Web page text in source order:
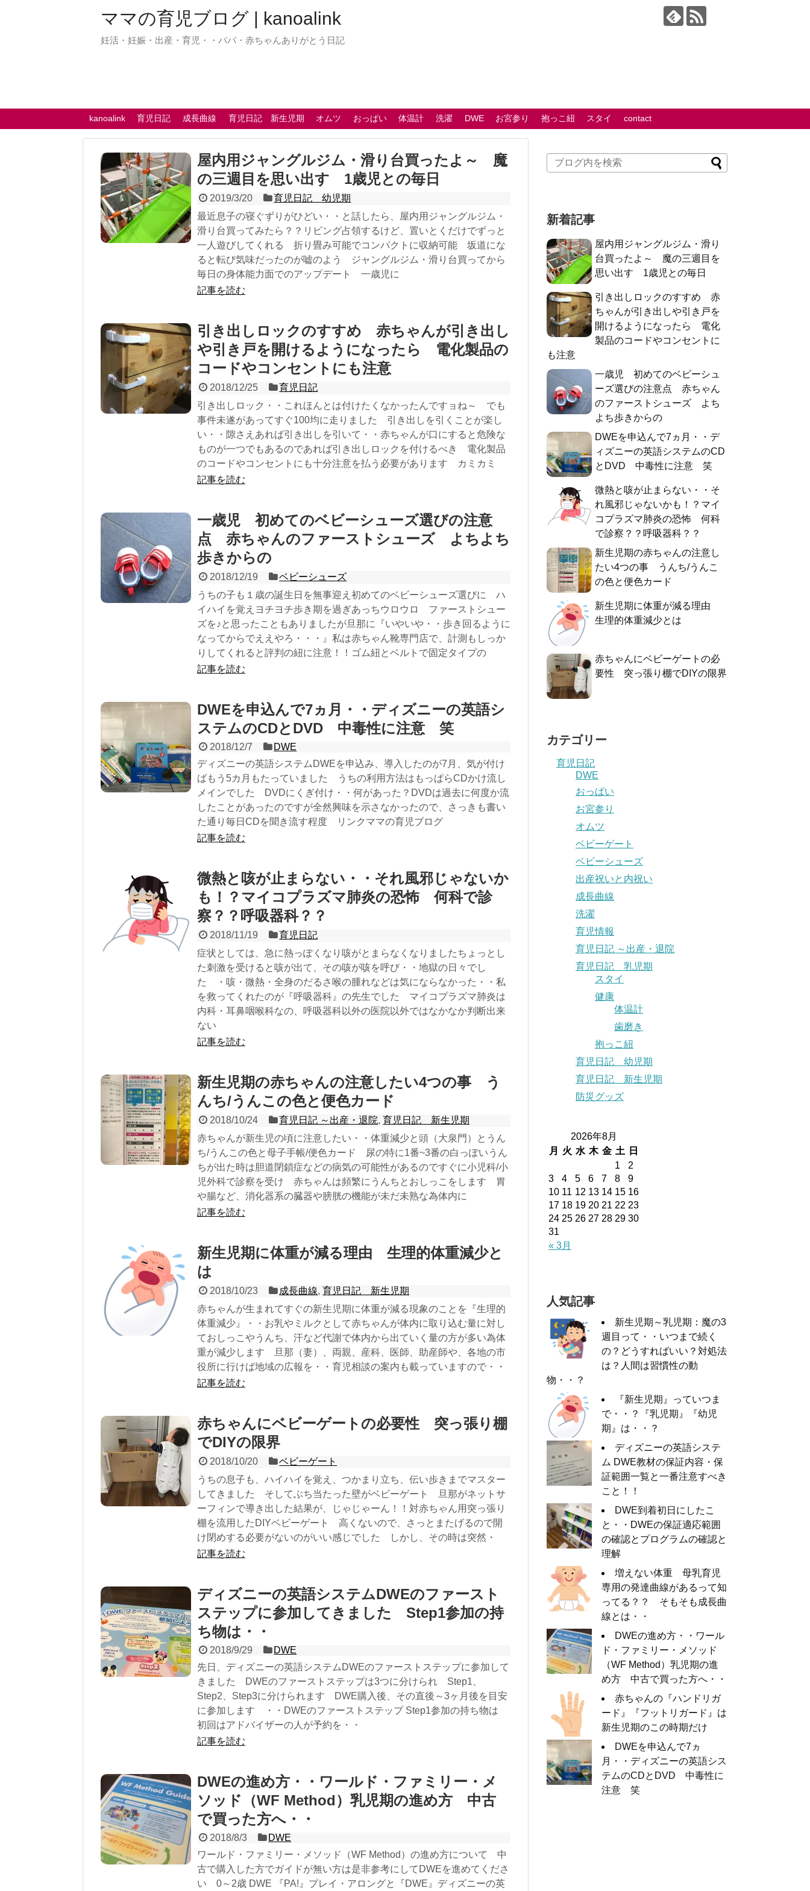
ママの育児ブログ | kanoalink
妊活・妊娠・出産・育児・・パパ・赤ちゃんありがとう日記
kanoalink 育児日記 成長曲線 育児日記 新生児期 オムツ おっぱい 体温計 洗濯 DWE お宮参り 抱っこ紐 スタイ contact
屋内用ジャングルジム・滑り台買ったよ～ 魔
の三週目を思い出す 1歳児との毎日
2019/3/20
育児日記 幼児期
最近息子の寝ぐずりがひどい・・と話したら、屋内用ジャングルジム・
滑り台買ってみたら？？リビング占領するけど、置いとくだけでずっと
一人遊びしてくれる 折り畳み可能でコンパクトに収納可能 坂道にな
ると転び気味だったのが嘘のよう ジャングルジム・滑り台買ってから
毎日の身体能力面でのアップデート 一歳児に
記事を読む
引き出しロックのすすめ 赤ちゃんが引き出し
や引き戸を開けるようになったら 電化製品の
コードやコンセントにも注意
2018/12/25
育児日記
引き出しロック・・これほんとは付けたくなかったんですョね～ でも
事件未遂があってすぐ100均に走りました 引き出しを引くことが楽し
い・・隙さえあれば引き出しを引いて・・赤ちゃんが口にすると危険な
ものが一つでもあるのであれば引き出しロックを付けるべき 電化製品
のコードやコンセントにも十分注意を払う必要があります カミカミ
記事を読む
一歳児 初めてのベビーシューズ選びの注意
点 赤ちゃんのファーストシューズ よちよち
歩きからの
2018/12/19
ベビーシューズ
うちの子も１歳の誕生日を無事迎え初めてのベビーシューズ選びに ハ
イハイを覚えヨチヨチ歩き期を過ぎあっちウロウロ ファーストシュー
ズを♪と思ったこともありましたが旦那に『いやいや・・歩き回るように
なってからでええやろ・・・』私は赤ちゃん靴専門店で、計測もしっか
りしてくれると評判の紐に注意！！ゴム紐とベルトで固定タイプの
記事を読む
DWEを申込んで7ヵ月・・ディズニーの英語シ
ステムのCDとDVD 中毒性に注意 笑
2018/12/7
DWE
ディズニーの英語システムDWEを申込み、導入したのが7月、気が付け
ばもう5カ月もたっていました うちの利用方法はもっぱらCDかけ流し
メインでした DVDにくぎ付け・・何があった？DVDは過去に何度か流
したことがあったのですが全然興味を示さなかったので、さっきも書い
た通り毎日CDを聞き流す程度 リンクママの育児ブログ
記事を読む
微熱と咳が止まらない・・それ風邪じゃないか
も！？マイコプラズマ肺炎の恐怖 何科で診
察？？呼吸器科？？
2018/11/19
育児日記
症状としては、急に熱っぽくなり咳がとまらなくなりましたちょっとし
た刺激を受けると咳が出て、その咳が咳を呼び・・地獄の日々でし
た ・咳・微熱・全身のだるさ喉の腫れなどは気にならなかった・・私
を救ってくれたのが『呼吸器科』の先生でした マイコプラズマ肺炎は
内科・耳鼻咽喉科なの、呼吸器科以外の医院以外ではなかなか判断出来
ない
記事を読む
新生児期の赤ちゃんの注意したい4つの事 う
んち/うんこの色と便色カード
2018/10/24 育児日記 ～出産・退院,育児日記 新生児期
赤ちゃんが新生児の頃に注意したい・・体重減少と頭（大泉門）とうん
ち/うんこの色と母子手帳/便色カード 尿の特に1番~3番の白っぽいうん
ちが出た時は胆道閉鎖症などの病気の可能性があるのですぐに小児科/小
児外科で診察を受け 赤ちゃんは頻繁にうんちとおしっこをします 胃
や腸など、消化器系の臓器や膀胱の機能が未だ未熟な為体内に
記事を読む
新生児期に体重が減る理由 生理的体重減少と
は
2018/10/23 成長曲線,育児日記 新生児期
赤ちゃんが生まれてすぐの新生児期に体重が減る現象のことを『生理的
体重減少』・・お乳やミルクとして赤ちゃんが体内に取り込む量に対し
ておしっこやうんち、汗など代謝で体内から出ていく量の方が多い為体
重が減少します 旦那（妻）、両親、産科、医師、助産師や、各地の市
役所に行けば地域の広報を・・育児相談の案内も載っていますので・・
記事を読む
赤ちゃんにベビーゲートの必要性 突っ張り棚
でDIYの限界
2018/10/20
ベビーゲート
うちの息子も、ハイハイを覚え、つかまり立ち、伝い歩きまでマスター
してきました そしてぶち当たった壁がベビーゲート 旦那がネットサ
ーフィンで導き出した結果が、じゃじゃーん！！対赤ちゃん用突っ張り
棚を流用したDIYベビーゲート 高くないので、さっとまたげるので開
け閉めする必要がないのがいい感じでした しかし、その時は突然・
記事を読む
ディズニーの英語システムDWEのファースト
ステップに参加してきました Step1参加の持
ち物は・・
2018/9/29
DWE
先日、ディズニーの英語システムDWEのファーストステップに参加して
きました DWEのファーストステップは3つに分けられ Step1、
Step2、Step3に分けられます DWE購入後、その直後～3ヶ月後を目安
に参加します ・・DWEのファーストステップ Step1参加の持ち物は
初回はアドバイザーの人が予約を・・
記事を読む
DWEの進め方・・ワールド・ファミリー・メ
ソッド（WF Method）乳児期の進め方 中古
で買った方へ・・
2018/8/3
DWE
ワールド・ファミリー・メソッド（WF Method）の進め方について 中
古で購入した方でガイドが無い方は是非参考にしてDWEを進めてくださ
い 0～2歳 DWE 『PA!』プレイ・アロングと『DWE』ディズニーの英
新着記事
屋内用ジャングルジム・滑り
台買ったよ～ 魔の三週目を
思い出す 1歳児との毎日
引き出しロックのすすめ 赤
ちゃんが引き出しや引き戸を
開けるようになったら 電化
製品のコードやコンセントに
も注意
一歳児 初めてのベビーシュ
ーズ選びの注意点 赤ちゃん
のファーストシューズ よち
よち歩きからの
DWEを申込んで7ヵ月・・デ
ィズニーの英語システムのCD
とDVD 中毒性に注意 笑
微熱と咳が止まらない・・そ
れ風邪じゃないかも！？マイ
コプラズマ肺炎の恐怖 何科
で診察？？呼吸器科？？
新生児期の赤ちゃんの注意し
たい4つの事 うんち/うんこ
の色と便色カード
新生児期に体重が減る理由
生理的体重減少とは
赤ちゃんにベビーゲートの必
要性 突っ張り棚でDIYの限界
カテゴリー
育児日記
DWE
おっぱい
お宮参り
オムツ
ベビーゲート
ベビーシューズ
出産祝いと内祝い
成長曲線
洗濯
育児情報
育児日記 ～出産・退院
育児日記 乳児期
スタイ
健康
体温計
歯磨き
抱っこ紐
育児日記 幼児期
育児日記 新生児期
防災グッズ
2026年8月
月
火 水 木 金 土 日
« 3月
1
2
3
4 5 6 7 8
9
10 11 12 13 14 15 16
17 18 19 20 21 22 23
24 25 26 27 28 29 30
31
人気記事
新生児期～乳児期：魔の3
週目って・・いつまで続く
の？どうすればいい？対処法
は？人間は習慣性の動
物・・？
『新生児期』っていつま
で・・？『乳児期』『幼児
期』は・・？
ディズニーの英語システ
ム DWE教材の保証内容・保
証範囲一覧と一番注意すべき
こと！！
DWE到着初日にしたこ
と・・DWEの保証適応範囲
の確認とプログラムの確認と
理解
増えない体重 母乳育児
専用の発達曲線があるって知
ってる？？ そもそも成長曲
線とは・・
DWEの進め方・・ワール
ド・ファミリー・メソッド
（WF Method）乳児期の進
め方 中古で買った方へ・・
赤ちゃんの『ハンドリガ
ード』『フットリガード』は
新生児期のこの時期だけ
DWEを申込んで7ヵ
月・・ディズニーの英語シス
テムのCDとDVD 中毒性に
注意 笑